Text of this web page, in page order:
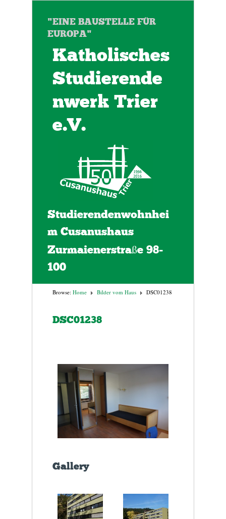
"EINE BAUSTELLE FÜR
EUROPA"
Katholisches
Studierende
nwerk Trier
e.V.
Studierendenwohnhei
m Cusanushaus
Zurmaienerstraße 98-
100
Browse: Home Bilder vom Haus DSC01238
DSC01238
Gallery